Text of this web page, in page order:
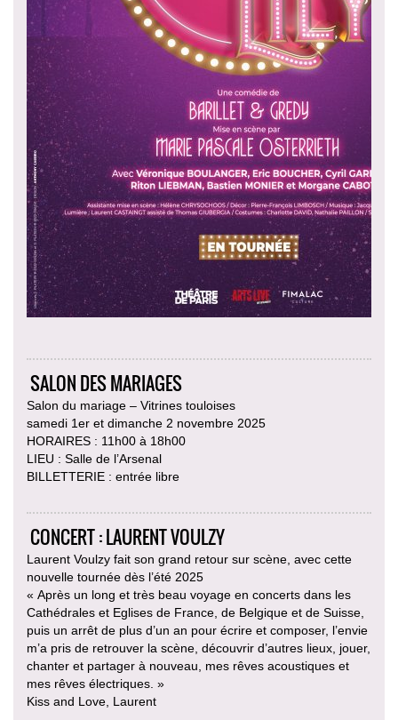
SALON DES MARIAGES
Salon du mariage – Vitrines touloises
samedi 1er et dimanche 2 novembre 2025
HORAIRES : 11h00 à 18h00
LIEU : Salle de l’Arsenal
BILLETTERIE : entrée libre
CONCERT : LAURENT VOULZY
Laurent Voulzy fait son grand retour sur scène, avec cette
nouvelle tournée dès l’été 2025
« Après un long et très beau voyage en concerts dans les
Cathédrales et Eglises de France, de Belgique et de Suisse,
puis un arrêt de plus d’un an pour écrire et composer, l’envie
m’a pris de retrouver la scène, découvrir d’autres lieux, jouer,
chanter et partager à nouveau, mes rêves acoustiques et
mes rêves électriques. »
Kiss and Love, Laurent